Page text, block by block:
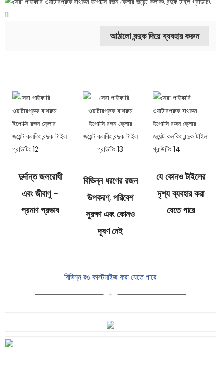
আঠালো বন্দুক দিয়ে ব্যবহার করুন
দুর্দান্ত জলরোধী
এবং জীবাণু -
প্রমাণ প্রভাব
বিভিন্ন ধরণের রজন
উপকরণ, পরিবেশ
সুরক্ষা এবং কোনও
দূষণ নেই
যে কোনও টাইলের
দৃশ্য ব্যবহার করা
যেতে পারে
বিভিন্ন রঙ কাস্টমাইজ করা যেতে পারে